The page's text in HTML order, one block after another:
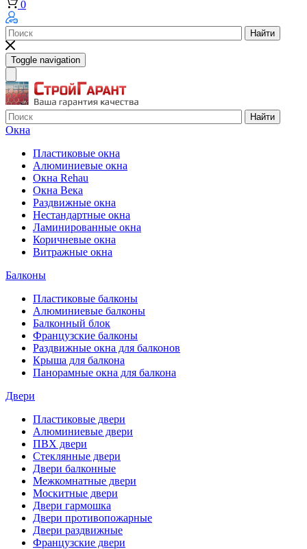
0
Найти
Toggle navigation
Найти
Окна
Пластиковые окна
Алюминиевые окна
Окна Rehau
Окна Века
Раздвижные окна
Нестандартные окна
Ламинированные окна
Коричневые окна
Витражные окна
Балконы
Пластиковые балконы
Алюминиевые балконы
Балконный блок
Французские балконы
Раздвижные окна для балконов
Крыша для балкона
Панорамные окна для балкона
Двери
Пластиковые двери
Алюминиевые двери
ПВХ двери
Стеклянные двери
Двери балконные
Межкомнатные двери
Москитные двери
Двери гармошка
Двери противопожарные
Двери раздвижные
Французские двери